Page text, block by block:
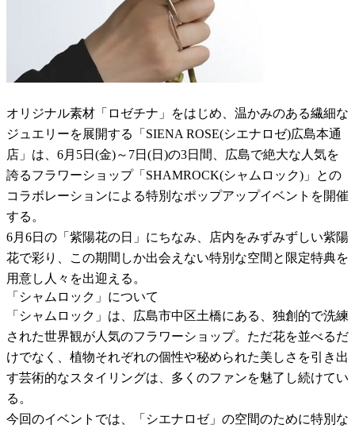
オリジナル素材「ロゼチナ」をはじめ、温かみのある繊細な
ジュエリーを展開する「SIENA ROSE(シエナロゼ)広島本通
店」は、6月5日(金)～7日(日)の3日間、広島で絶大な人気を
誇るフラワーショップ「SHAMROCK(シャムロック)」との
コラボレーションによる特別なポップアップイベントを開催
する。
6月6日の「紫陽花の日」にちなみ、店内をみずみずしい紫陽
花で彩り、この期間しか出会えない特別な空間と限定特典を
用意し人々を出迎える。
「シャムロック」について
「シャムロック」は、広島市中区土橋にある、独創的で洗練
された世界観が人気のフラワーショップ。ただ花を並べるだ
けでなく、植物それぞれの個性や秘められた美しさを引き出
す芸術的なスタイリングは、多くのファンを魅了し続けてい
る。
今回のイベントでは、「シエナロゼ」の空間のために特別な